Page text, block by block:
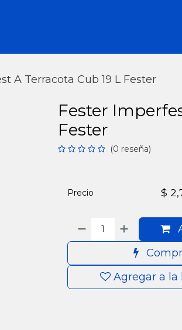
A Terracota Cub 19 L Fester
Fester
Fester
(0 reseña)
Agregar a la
Precio $